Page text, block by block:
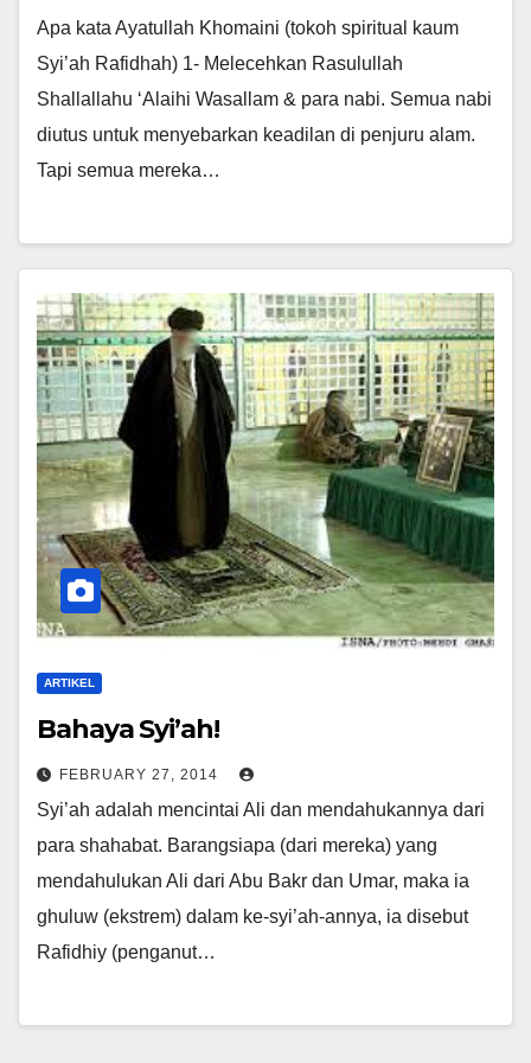
Apa kata Ayatullah Khomaini (tokoh spiritual kaum
Syi’ah Rafidhah) 1- Melecehkan Rasulullah
Shallallahu ‘Alaihi Wasallam & para nabi. Semua nabi
diutus untuk menyebarkan keadilan di penjuru alam.
Tapi semua mereka…
ARTIKEL
Bahaya Syi’ah!
FEBRUARY 27, 2014
Syi’ah adalah mencintai Ali dan mendahukannya dari
para shahabat. Barangsiapa (dari mereka) yang
mendahulukan Ali dari Abu Bakr dan Umar, maka ia
ghuluw (ekstrem) dalam ke-syi’ah-annya, ia disebut
Rafidhiy (penganut…